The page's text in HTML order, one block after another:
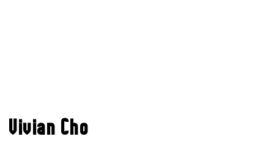
Vivian Cho